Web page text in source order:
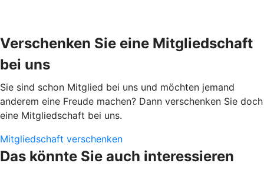
Verschenken Sie eine Mitgliedschaft
bei uns
Sie sind schon Mitglied bei uns und möchten jemand
anderem eine Freude machen? Dann verschenken Sie doch
eine Mitgliedschaft bei uns.
Mitgliedschaft verschenken
Das könnte Sie auch interessieren